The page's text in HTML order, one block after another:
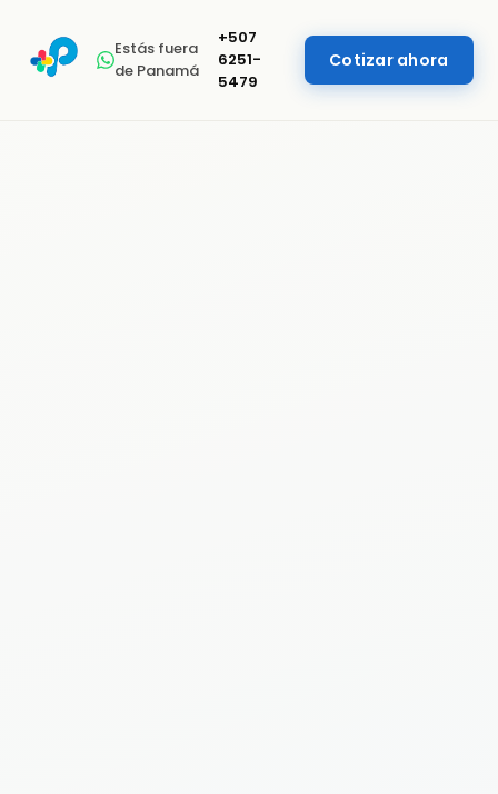
Estás fuera
de Panamá
+507
6251-
5479
Cotizar ahora